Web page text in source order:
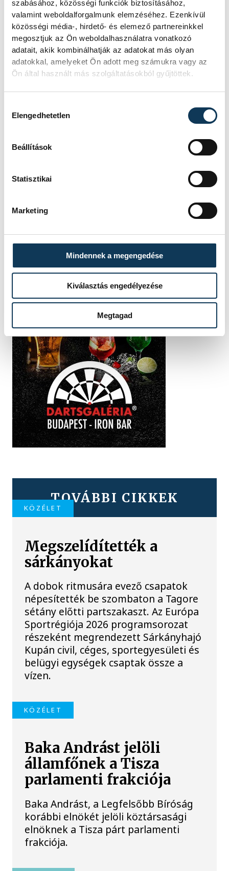
szabásához, közösségi funkciók biztosításához,
valamint weboldalforgalmunk elemzéséhez. Ezenkívül
közösségi média-, hirdető- és elemező partnereinkkel
megosztjuk az Ön weboldalhasználatra vonatkozó
adatait, akik kombinálhatják az adatokat más olyan
adatokkal, amelyeket Ön adott meg számukra vagy az
Ön által használt más szolgáltatásokból gyűjtöttek.
Elengedhetetlen
Beállítások
Statisztikai
Marketing
Mindennek a megengedése
Kiválasztás engedélyezése
Megtagad
SZERZŐ
Beke G.
László
TOVÁBBI CIKKEK
KÖZÉLET
Megszelídítették a
sárkányokat
A dobok ritmusára evező csapatok
népesítették be szombaton a Tagore
sétány előtti partszakaszt. Az Európa
Sportrégiója 2026 programsorozat
részeként megrendezett Sárkányhajó
Kupán civil, céges, sportegyesületi és
belügyi egységek csaptak össze a
vízen.
KÖZÉLET
Baka Andrást jelöli
államfőnek a Tisza
parlamenti frakciója
Baka Andrást, a Legfelsőbb Bíróság
korábbi elnökét jelöli köztársasági
elnöknek a Tisza párt parlamenti
frakciója.